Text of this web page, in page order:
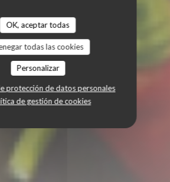
OK, aceptar todas
todas las cookies
Personalizar
protección de datos personales
de gestión de cookies